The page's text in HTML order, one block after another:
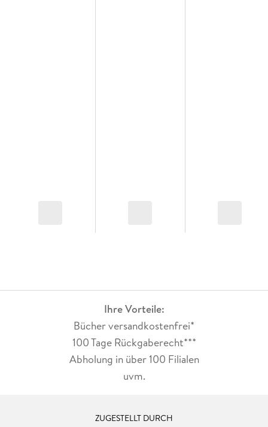
Ihre Vorteile:
Bücher versandkostenfrei*
100 Tage Rückgaberecht***
Abholung in über 100 Filialen
uvm.
ZUGESTELLT DURCH